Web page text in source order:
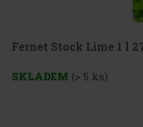
Fernet Stock Lime 1 l
SKLADEM (> 5 ks)